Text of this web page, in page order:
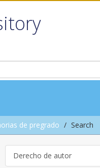
de pregrado Search
Derecho de autor